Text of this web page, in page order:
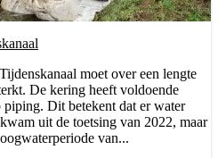
moet over een lengte
De kering heeft voldoende
Dit betekent dat er water
uit de toetsing van 2022, maar
van...